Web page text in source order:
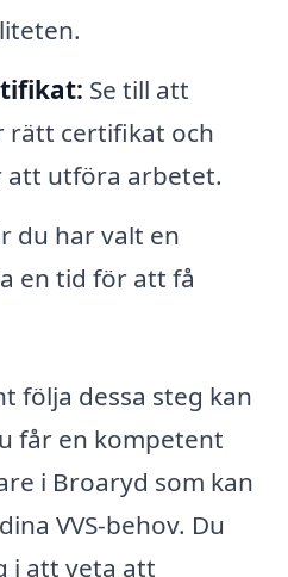
Se till att
rätt certifikat och
utföra arbetet.
du har valt en
en tid för att få
följa dessa steg kan
får en kompetent
i Broaryd som kan
VVS-behov. Du
i att veta att